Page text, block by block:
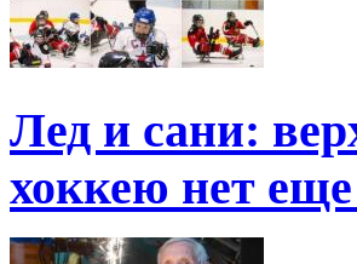
Лед и сани:
хоккею нет